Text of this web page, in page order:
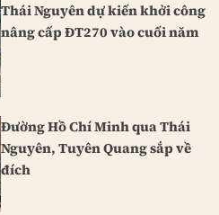
Thái Nguyên dự kiến khởi công
nâng cấp ĐT270 vào cuối năm
Đường Hồ Chí Minh qua Thái
Nguyên, Tuyên Quang sắp về
đích